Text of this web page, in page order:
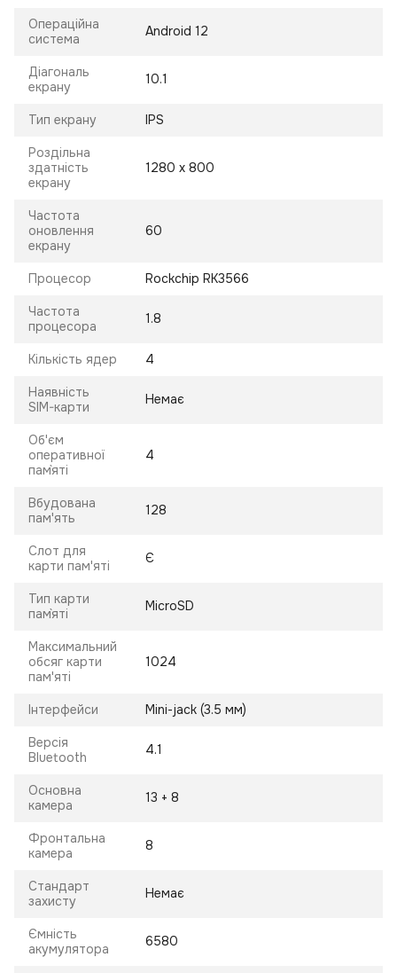
Операційна
система
Android 12
Діагональ
екрану
10.1
Тип екрану IPS
Роздільна
здатність
екрану
1280 x 800
Частота
оновлення
екрану
60
Процесор Rockchip RK3566
Частота
процесора
1.8
Кількість ядер 4
Наявність
SIM-карти
Немає
Об'єм
оперативної
пам`яті
4
Вбудована
пам'ять
128
Слот для
карти пам'яті
Є
Тип карти
пам`яті
MicroSD
Максимальний
обсяг карти
пам'яті
1024
Інтерфейси Mini-jack (3.5 мм)
Версія
Bluetooth
4.1
Основна
камера
13 + 8
Фронтальна
камера
8
Стандарт
захисту
Немає
Ємність
акумулятора
6580